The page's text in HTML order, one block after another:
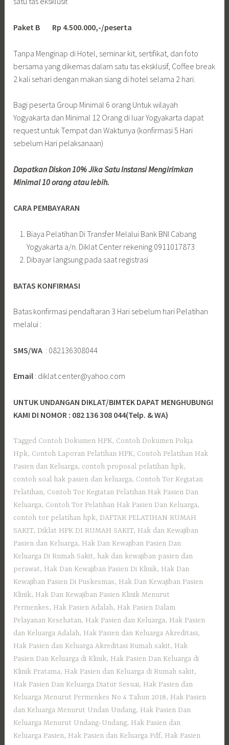
Paket B Rp 4.500.000,-/peserta
Tanpa Menginap di Hotel, seminar kit, sertifikat, dan foto
bersama yang dikemas dalam satu tas eksklusif, Coffee break
2 kali sehari dengan makan siang di hotel selama 2 hari.
Bagi peserta Group Minimal 6 orang Untuk wilayah
Yogyakarta dan Minimal 12 Orang di luar Yogyakarta dapat
request untuk Tempat dan Waktunya (konfirmasi 5 Hari
sebelum Hari pelaksanaan)
Dapatkan Diskon 10% Jika Satu Instansi Mengirimkan
Minimal 10 orang atau lebih.
CARA PEMBAYARAN
Biaya Pelatihan Di Transfer Melalui Bank BNI Cabang
Yogyakarta a/n. Diklat Center rekening 0911017873
Dibayar langsung pada saat registrasi
BATAS KONFIRMASI
Batas konfirmasi pendaftaran 3 Hari sebelum hari Pelatihan
melalui :
SMS/WA : 082136308044
Email : diklat.center@yahoo.com
UNTUK UNDANGAN DIKLAT/BIMTEK DAPAT MENGHUBUNGI
KAMI DI NOMOR : 082 136 308 044(Telp. & WA)
Tagged Contoh Dokumen HPK, Contoh Dokumen Pokja
Hpk, Contoh Laporan Pelatihan HPK, Contoh Pelatihan Hak
Pasien dan Keluarga, contoh proposal pelatihan hpk,
contoh soal hak pasien dan keluarga, Contoh Tor Kegiatan
Pelatihan, Contoh Tor Kegiatan Pelatihan Hak Pasien Dan
Keluarga, Contoh Tor Pelatihan Hak Pasien Dan Keluarga,
contoh tor pelatihan hpk,DAFTAR PELATIHAN RUMAH
SAKIT,Diklat HPK DI RUMAH SAKIT, Hak dan Kewajiban
Pasien dan Keluarga, Hak Dan Kewajiban Pasien Dan
Keluarga Di Rumah Sakit, hak dan kewajiban pasien dan
perawat, Hak Dan Kewajiban Pasien Di Klinik, Hak Dan
Kewajiban Pasien Di Puskesmas, Hak Dan Kewajiban Pasien
Klinik, Hak Dan Kewajiban Pasien Klinik Menurut
Permenkes, Hak Pasien Adalah, Hak Pasien Dalam
Pelayanan Kesehatan, Hak Pasien dan Keluarga, Hak Pasien
dan Keluarga Adalah, Hak Pasien dan Keluarga Akreditasi,
Hak Pasien dan Keluarga Akreditasi Rumah sakit, Hak
Pasien Dan Keluarga di Klinik, Hak Pasien Dan Keluarga di
Klinik Pratama, Hak Pasien dan Keluarga di Rumah sakit,
Hak Pasien Dan Keluarga Diatur Sesuai, Hak Pasien dan
Keluarga Menurut Permenkes No 4 Tahun 2018, Hak Pasien
dan Keluarga Menurut Undan Undang, Hak Pasien Dan
Keluarga Menurut Undang-Undang, Hak Pasien dan
Keluarga Pasien, Hak Pasien dan Keluarga Pdf, Hak Pasien